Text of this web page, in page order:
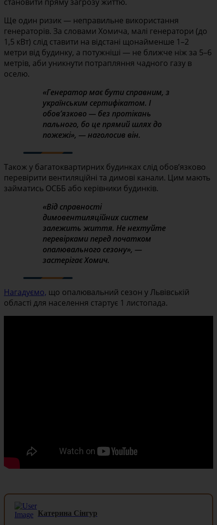
Ще один ризик — неправильне використання
генераторів. За словами Хомича, малі генератори (до
1,5 кВт) слід ставити на відстані щонайменше 1–2
метри від будинку, а потужніші — не ближче ніж за 5–6
метрів, аби уникнути потрапляння чадного газу в
оселю.
«Генератор має бути справним, з
українським сертифікатом. І
обов’язково — без протікань
пального, бо це прямий шлях до
пожежі», — наголосив він.
Також у багатоквартирних будинках слід обов’язково
перевірити вентиляційні та димові канали. Цим мають
займатись ОСББ або керівники будинків.
«Від справності
димовентиляційних систем
залежить життя. Не нехтуйте
перевірками перед початком
опалювального сезону», —
застерігає Хомич.
Нагадуємо, що опалювальний сезон у Львівській
області для населення стартує 1 листопада.
Катерина Сінгур